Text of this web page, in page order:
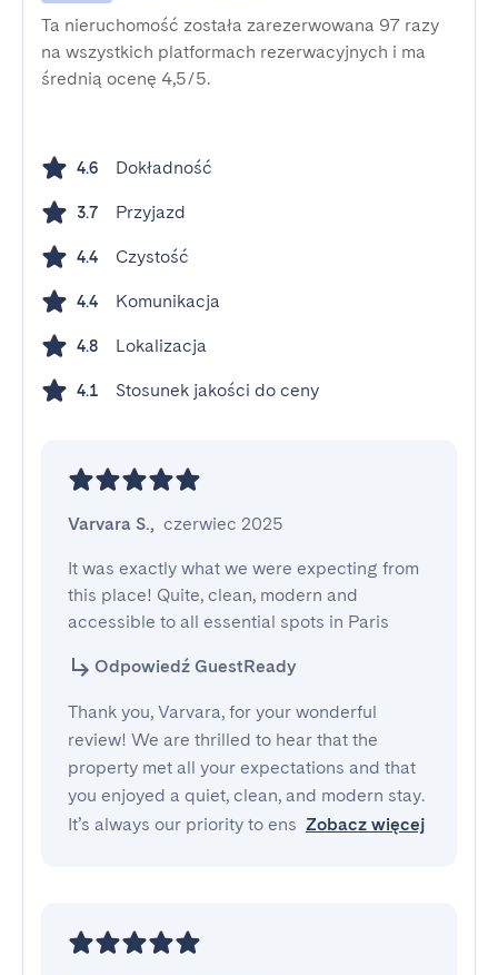
Ta nieruchomość została zarezerwowana 97 razy
na wszystkich platformach rezerwacyjnych i ma
średnią ocenę 4,5/5.
4.6 Dokładność
3.7 Przyjazd
4.4 Czystość
4.4 Komunikacja
4.8 Lokalizacja
4.1 Stosunek jakości do ceny
Varvara S., czerwiec 2025
It was exactly what we were expecting from
this place! Quite, clean, modern and
accessible to all essential spots in Paris
Odpowiedź GuestReady
Thank you, Varvara, for your wonderful
review! We are thrilled to hear that the
property met all your expectations and that
you enjoyed a quiet, clean, and modern stay.
It’s always our priority to ens Zobacz więcej